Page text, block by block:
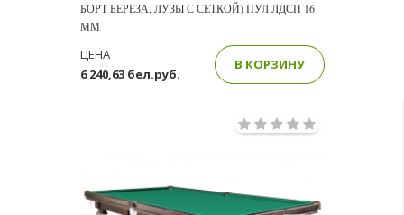
БОРТ БЕРЕЗА, ЛУЗЫ С СЕТКОЙ) ПУЛ ЛДСП 16
ММ
6 240,63 бел.руб.
ЦЕНА
В КОРЗИНУ